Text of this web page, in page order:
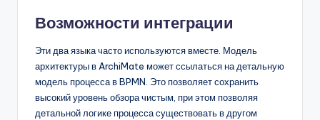
Возможности интеграции
Эти два языка часто используются вместе. Модель
архитектуры в ArchiMate может ссылаться на детальную
модель процесса в BPMN. Это позволяет сохранить
высокий уровень обзора чистым, при этом позволяя
детальной логике процесса существовать в другом